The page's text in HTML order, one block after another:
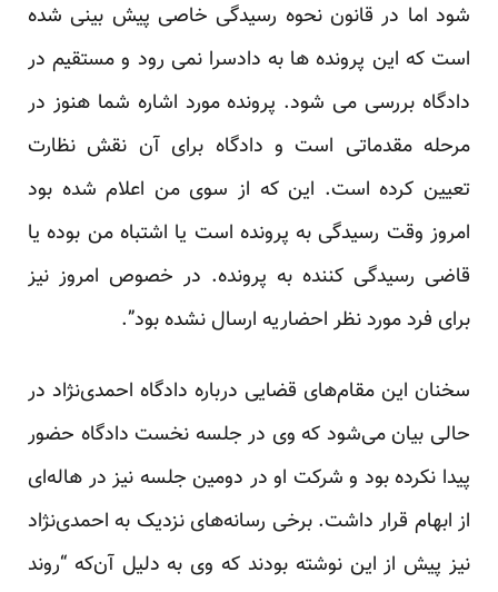
شود اما در قانون نحوه رسیدگی خاصی پیش بینی شده
است که این پرونده ها به دادسرا نمی رود و مستقیم در
دادگاه بررسی می شود. پرونده مورد اشاره شما هنوز در
مرحله مقدماتی است و دادگاه برای آن نقش نظارت
تعیین کرده است. این که از سوی من اعلام شده بود
امروز وقت رسیدگی به پرونده است یا اشتباه من بوده یا
قاضی رسیدگی کننده به پرونده. در خصوص امروز نیز
برای فرد مورد نظر احضاریه ارسال نشده بود”.
سخنان این مقام‌های قضایی درباره دادگاه احمدی‌نژاد در
حالی بیان می‌شود که وی در جلسه نخست دادگاه حضور
پیدا نکرده بود و شرکت او در دومین جلسه نیز در هاله‌ای
از ابهام قرار داشت. برخی رسانه‌های نزدیک به احمدی‌نژاد
نیز پیش از این نوشته بودند که وی به دلیل آن‌که “روند